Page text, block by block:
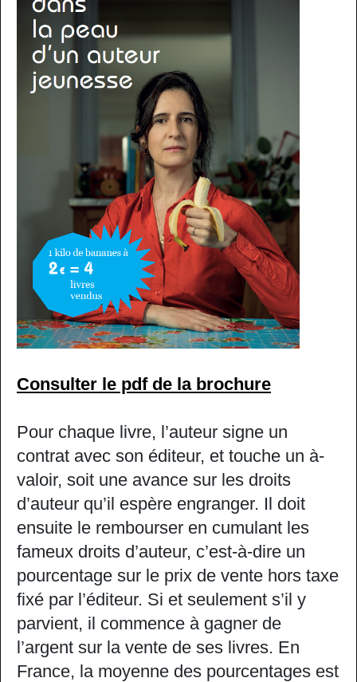
Consulter le pdf de la brochure
Pour chaque livre, l’auteur signe un
contrat avec son éditeur, et touche un à-
valoir, soit une avance sur les droits
d’auteur qu’il espère engranger. Il doit
ensuite le rembourser en cumulant les
fameux droits d’auteur, c’est-à-dire un
pourcentage sur le prix de vente hors taxe
fixé par l’éditeur. Si et seulement s’il y
parvient, il commence à gagner de
l’argent sur la vente de ses livres. En
France, la moyenne des pourcentages est